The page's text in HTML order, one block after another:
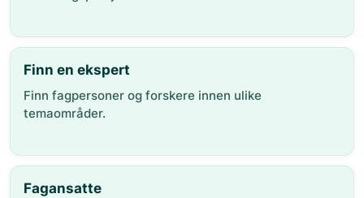
Finn en ekspert
Finn fagpersoner og forskere innen ulike
temaområder.
Fagansatte